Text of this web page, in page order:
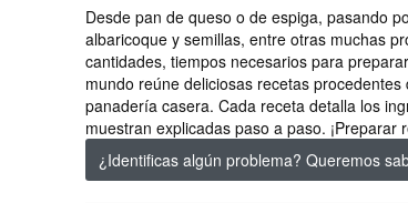
Desde pan de queso o de espiga, pasando
albaricoque y semillas, entre otras muchas
cantidades, tiempos necesarios para
mundo reúne deliciosas recetas
panadería casera. Cada receta detalla los
muestran explicadas paso a paso.
¿Identificas algún problema? Queremos